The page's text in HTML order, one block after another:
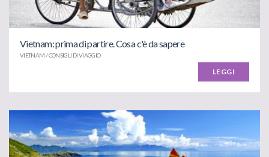
Vietnam: prima di partire. Cosa c'è da sapere
VIETNAM / CONSIGLI DI VIAGGIO
LEGGI